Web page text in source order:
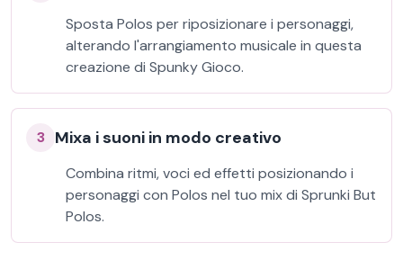
Sposta Polos per riposizionare i personaggi,
alterando l'arrangiamento musicale in questa
creazione di Spunky Gioco.
3 Mixa i suoni in modo creativo
Combina ritmi, voci ed effetti posizionando i
personaggi con Polos nel tuo mix di Sprunki But
Polos.